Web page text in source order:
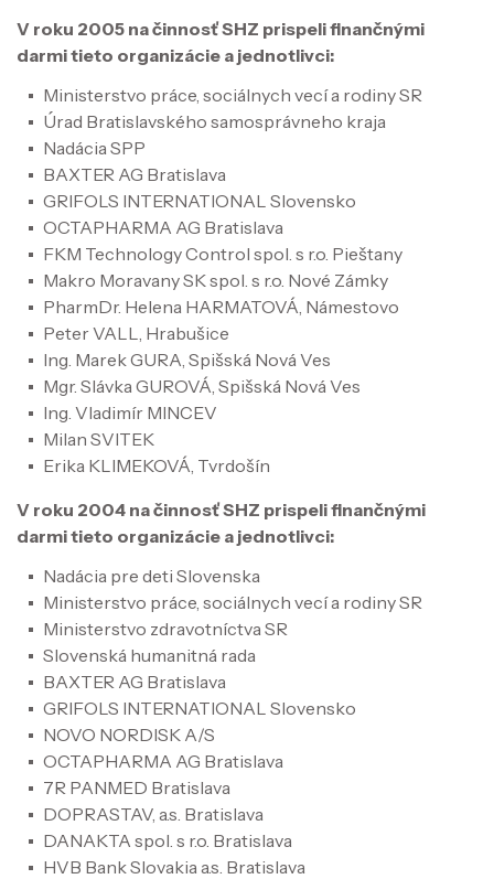
V roku 2005 na činnosť SHZ prispeli finančnými
darmi tieto organizácie a jednotlivci:
Ministerstvo práce, sociálnych vecí a rodiny SR
Úrad Bratislavského samosprávneho kraja
Nadácia SPP
BAXTER AG Bratislava
GRIFOLS INTERNATIONAL Slovensko
OCTAPHARMA AG Bratislava
FKM Technology Control spol. s r.o. Pieštany
Makro Moravany SK spol. s r.o. Nové Zámky
PharmDr. Helena HARMATOVÁ, Námestovo
Peter VALL, Hrabušice
Ing. Marek GURA, Spišská Nová Ves
Mgr. Slávka GUROVÁ, Spišská Nová Ves
Ing. Vladimír MINCEV
Milan SVITEK
Erika KLIMEKOVÁ, Tvrdošín
V roku 2004 na činnosť SHZ prispeli finančnými
darmi tieto organizácie a jednotlivci:
Nadácia pre deti Slovenska
Ministerstvo práce, sociálnych vecí a rodiny SR
Ministerstvo zdravotníctva SR
Slovenská humanitná rada
BAXTER AG Bratislava
GRIFOLS INTERNATIONAL Slovensko
NOVO NORDISK A/S
OCTAPHARMA AG Bratislava
7R PANMED Bratislava
DOPRASTAV, a.s. Bratislava
DANAKTA spol. s r.o. Bratislava
HVB Bank Slovakia a.s. Bratislava